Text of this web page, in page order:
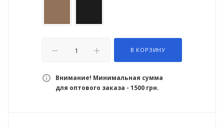
В КОРЗИНУ
Внимание! Минимальная сумма
для оптового заказа - 1500 грн.